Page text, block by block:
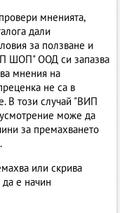
мненията,
дали
за ползване и
ШОП" ООД си запазва
мнения на
не са в
В този случай "ВИП
може да
за премахването
или скрива
да е начин